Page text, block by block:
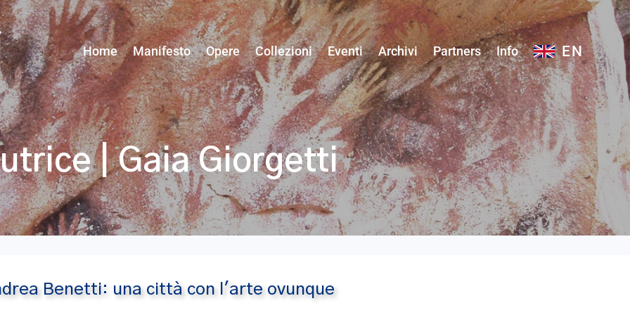
Home Manifesto Opere Collezioni Eventi Archivi Partners Info EN
| Gaia Giorgetti
Benetti: una città con l'arte ovunque